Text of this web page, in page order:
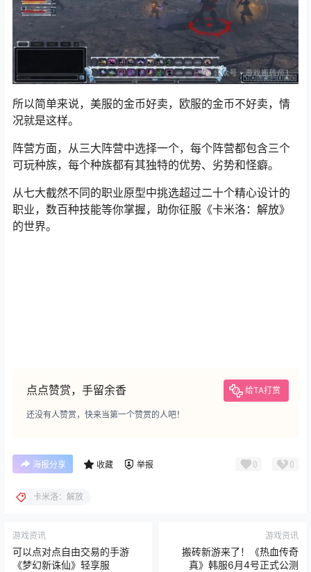
所以简单来说，美服的金币好卖，欧服的金币不好卖，情
况就是这样。
阵营方面，从三大阵营中选择一个，每个阵营都包含三个
可玩种族，每个种族都有其独特的优势、劣势和怪癖。
从七大截然不同的职业原型中挑选超过二十个精心设计的
职业，数百种技能等你掌握，助你征服《卡米洛：解放》
的世界。
点点赞赏，手留余香 给TA打赏
还没有人赞赏，快来当第一个赞赏的人吧！
海报分享 收藏 举报 0 0
卡米洛：解放
游戏资讯
可以点对点自由交易的手游
《梦幻新诛仙》轻享服
游戏资讯
搬砖新游来了！《热血传奇
真》韩服6月4号正式公测